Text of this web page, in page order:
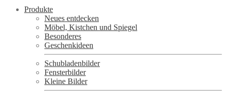
Produkte
Neues entdecken
Möbel, Kistchen und Spiegel
Besonderes
Geschenkideen
Schubladenbilder
Fensterbilder
Kleine Bilder